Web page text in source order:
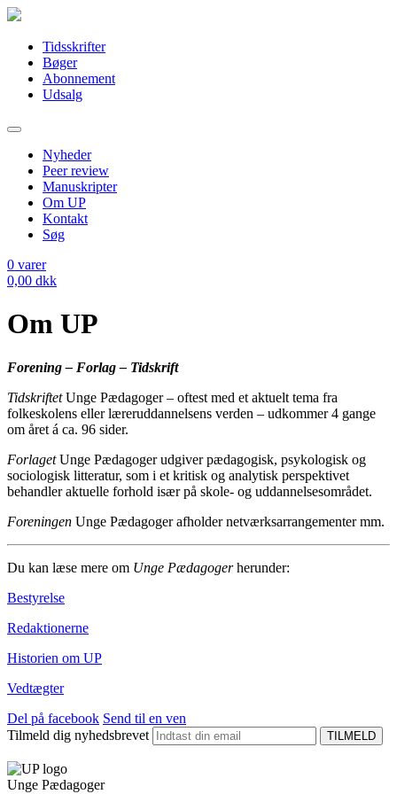
Tidsskrifter
Bøger
Abonnement
Udsalg
Nyheder
Peer review
Manuskripter
Om UP
Kontakt
Søg
0 varer
0,00 dkk
Om UP
Forening – Forlag – Tidskrift
TidskriftetUnge Pædagoger – oftest med et aktuelt tema fra
folkeskolens eller læreruddannelsens verden – udkommer 4 gange
om året á ca. 96 sider.
ForlagetUnge Pædagoger udgiver pædagogisk, psykologisk og
sociologisk litteratur, som i et kritisk og analytisk perspektivet
behandler aktuelle forhold især på skole- og uddannelsesområdet.
Foreningen Unge Pædagoger afholder netværksarrangementer mm.
Du kan læse mere om Unge Pædagogerherunder:
Bestyrelse
Redaktionerne
Historien om UP
Vedtægter
Del på facebook Send til en ven
Tilmeld dig nyhedsbrevet
Unge Pædagoger